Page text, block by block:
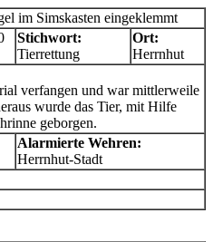
im Simskasten eingeklemmt
Stichwort:
Tierrettung
Ort:
Herrnhut
verfangen und war mittlerweile
wurde das Tier, mit Hilfe
geborgen.
Alarmierte Wehren:
Herrnhut-Stadt